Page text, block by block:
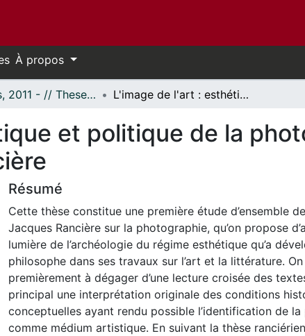
À propos
- Thèses, 2011 - // Theses, 2011 - L'image de l'art : esthétique et politique de la photographie dans les écrits de Jacques Rancière
et politique de la
Résumé
Cette thèse constitue une première étude d’ensemble
Jacques Rancière sur la photographie, qu’on propose
lumière de l’archéologie du régime esthétique qu’a
philosophe dans ses travaux sur l’art et la littérature.
premièrement à dégager d’une lecture croisée des
principal une interprétation originale des conditions
conceptuelles ayant rendu possible l’identification de
comme médium artistique. En suivant la thèse